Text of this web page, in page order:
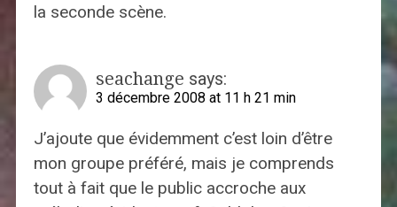
la seconde scène.
seachange says:
3 décembre 2008 at 11 h 21 min
J’ajoute que évidemment c’est loin d’être
mon groupe préféré, mais je comprends
tout à fait que le public accroche aux